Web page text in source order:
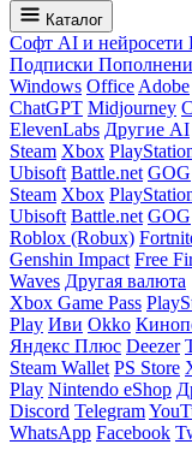
Каталог
Софт AI и нейросети
Подписки
Windows Office Adobe
ChatGPT Midjourney
ElevenLabs Другие AI
Steam Xbox
Ubisoft Battle.net GOG
Steam Xbox
Ubisoft Battle.net GOG
Roblox (Robux)
Genshin Impact Free
Waves Другая валюта
Xbox Game Pass
Play Иви Okko
Яндекс Плюс Deezer
Steam Wallet PS Store
Play Nintendo eShop
Discord Telegram
WhatsApp Facebook